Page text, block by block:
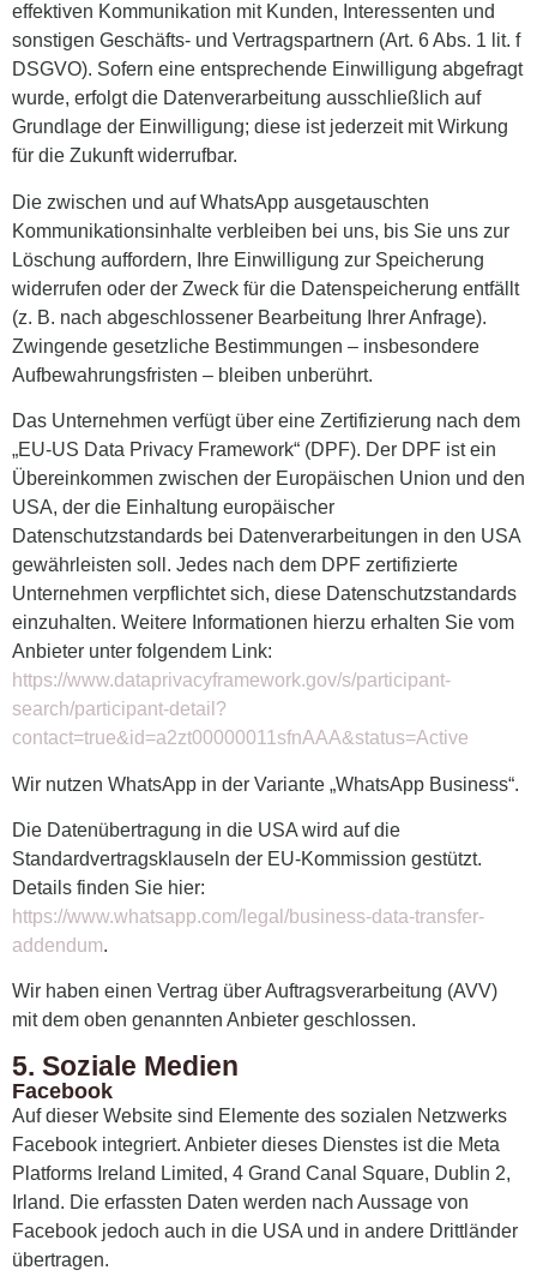
effektiven Kommunikation mit Kunden, Interessenten und
sonstigen Geschäfts- und Vertragspartnern (Art. 6 Abs. 1 lit. f
DSGVO). Sofern eine entsprechende Einwilligung abgefragt
wurde, erfolgt die Datenverarbeitung ausschließlich auf
Grundlage der Einwilligung; diese ist jederzeit mit Wirkung
für die Zukunft widerrufbar.
Die zwischen und auf WhatsApp ausgetauschten
Kommunikationsinhalte verbleiben bei uns, bis Sie uns zur
Löschung auffordern, Ihre Einwilligung zur Speicherung
widerrufen oder der Zweck für die Datenspeicherung entfällt
(z. B. nach abgeschlossener Bearbeitung Ihrer Anfrage).
Zwingende gesetzliche Bestimmungen – insbesondere
Aufbewahrungsfristen – bleiben unberührt.
Das Unternehmen verfügt über eine Zertifizierung nach dem
„EU-US Data Privacy Framework“ (DPF). Der DPF ist ein
Übereinkommen zwischen der Europäischen Union und den
USA, der die Einhaltung europäischer
Datenschutzstandards bei Datenverarbeitungen in den USA
gewährleisten soll. Jedes nach dem DPF zertifizierte
Unternehmen verpflichtet sich, diese Datenschutzstandards
einzuhalten. Weitere Informationen hierzu erhalten Sie vom
Anbieter unter folgendem Link:
https://www.dataprivacyframework.gov/s/participant-
search/participant-detail?
contact=true&id=a2zt00000011sfnAAA&status=Active
Wir nutzen WhatsApp in der Variante „WhatsApp Business“.
Die Datenübertragung in die USA wird auf die
Standardvertragsklauseln der EU-Kommission gestützt.
Details finden Sie hier:
https://www.whatsapp.com/legal/business-data-transfer-
addendum.
Wir haben einen Vertrag über Auftragsverarbeitung (AVV)
mit dem oben genannten Anbieter geschlossen.
5. Soziale Medien
Facebook
Auf dieser Website sind Elemente des sozialen Netzwerks
Facebook integriert. Anbieter dieses Dienstes ist die Meta
Platforms Ireland Limited, 4 Grand Canal Square, Dublin 2,
Irland. Die erfassten Daten werden nach Aussage von
Facebook jedoch auch in die USA und in andere Drittländer
übertragen.